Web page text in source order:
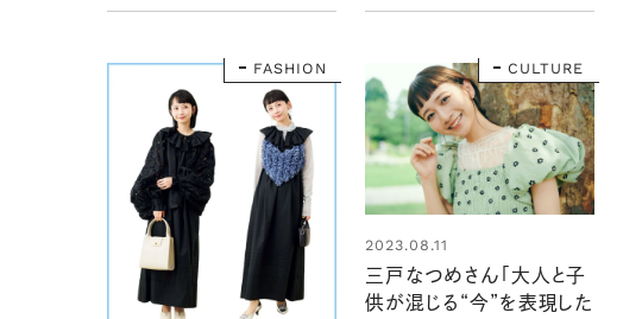
FASHION CULTURE
2023.08.11
三戸なつめさん「大人と子
供が混じる“今”を表現した